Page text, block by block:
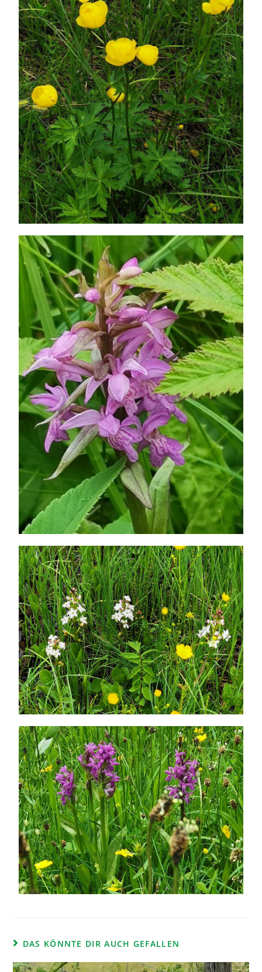
DAS KÖNNTE DIR AUCH GEFALLEN